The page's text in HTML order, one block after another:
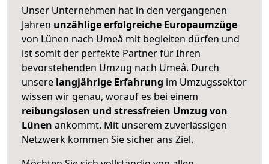
Unser Unternehmen hat in den vergangenen
Jahren unzählige erfolgreiche Europaumzüge
von Lünen nach Umeå mit begleiten dürfen und
ist somit der perfekte Partner für Ihren
bevorstehenden Umzug nach Umeå. Durch
unsere langjährige Erfahrung im Umzugssektor
wissen wir genau, worauf es bei einem
reibungslosen und stressfreien Umzug von
Lünen ankommt. Mit unserem zuverlässigen
Netzwerk kommen Sie sicher ans Ziel.